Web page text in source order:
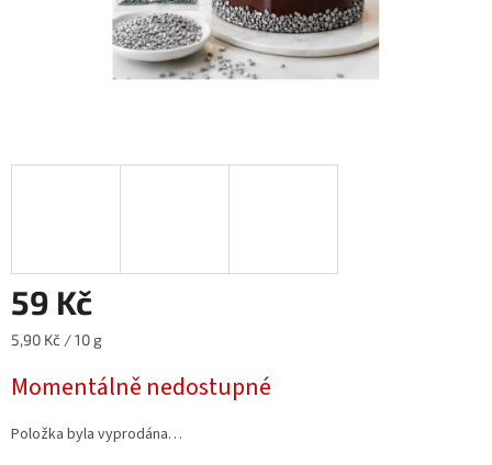
59 Kč
Měrná
5,90 Kč / 10 g
Momentálně nedostupné
Položka byla vyprodána…